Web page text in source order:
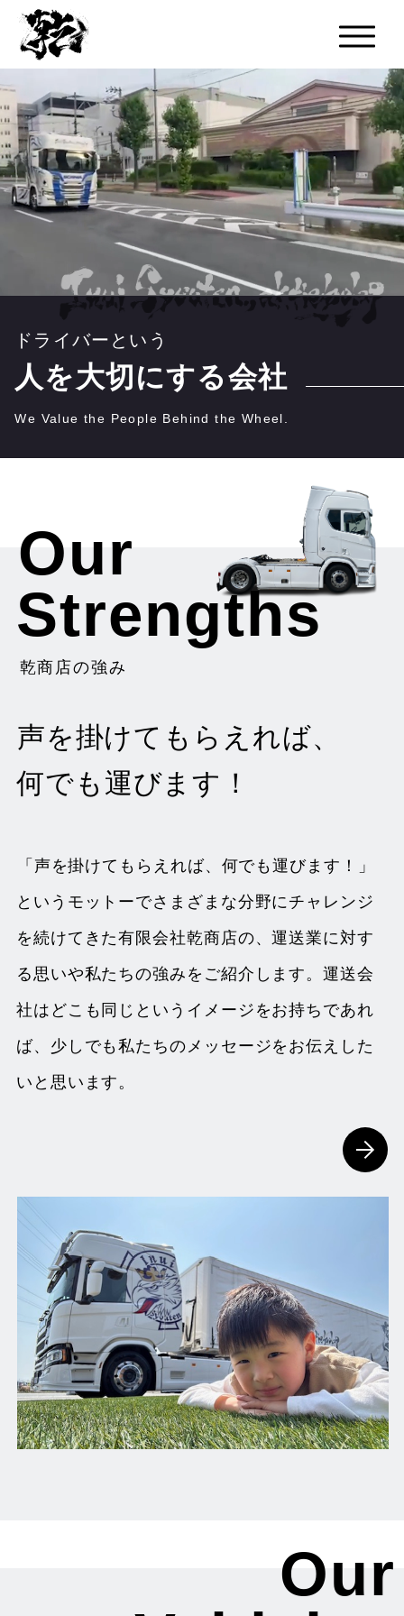
ドライバーという
人を大切にする会社
乾商店の強み
Our
Strengths
声を掛けてもらえれば、
何でも運びます！
「声を掛けてもらえれば、何でも運びます！」
というモットーでさまざまな分野にチャレンジ
を続けてきた有限会社乾商店の、運送業に対す
る思いや私たちの強みをご紹介します。運送会
社はどこも同じというイメージをお持ちであれ
ば、少しでも私たちのメッセージをお伝えした
いと思います。
詳し
Our